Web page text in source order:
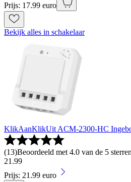
Prijs: 17.99 euro
Bekijk alles in schakelaar
KlikAanKlikUit ACM-2300-HC
(13)Beoordeeld met 4.0 van de 5
21 .99
Prijs: 21.99 euro